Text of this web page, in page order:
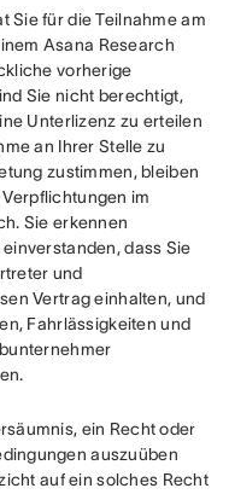
Sie für die Teilnahme am
Asana Research
vorherige
Sie nicht berechtigt,
Unterlizenz zu erteilen
an Ihrer Stelle zu
zustimmen, bleiben
im
Sie erkennen
dass Sie
und
Vertrag einhalten, und
Fahrlässigkeiten und
ein Recht oder
auszuüben
auf ein solches Recht